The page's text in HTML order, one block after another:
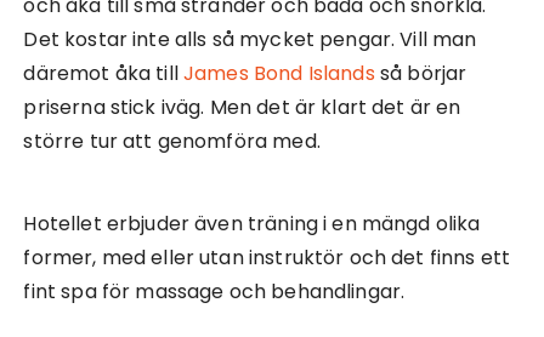
Det kostar inte alls så mycket pengar. Vill man
däremot åka tillJames Bond Islands så börjar
priserna stick iväg. Men det är klart det är en
större tur att genomföra med.
Hotellet erbjuder även träning i en mängd olika
former, med eller utan instruktör och det finns ett
fint spa för massage och behandlingar.